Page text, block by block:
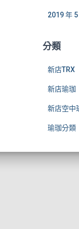
2019 年 5
分類
新店TRX
新店瑜珈
新店空中
瑜珈分類